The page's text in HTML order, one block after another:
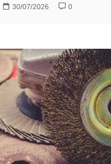
30/07/2026 0